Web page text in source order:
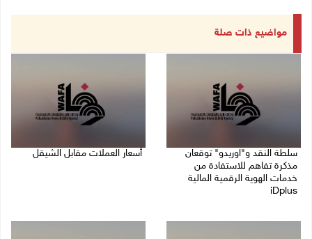
مواضيع ذات صلة
سلطة النقد و"اوريدو" توقعان
مذكرة تفاهم للاستفادة من
خدمات الهوية الرقمية المالية
iDplus
أسعار العملات مقابل الشيقل